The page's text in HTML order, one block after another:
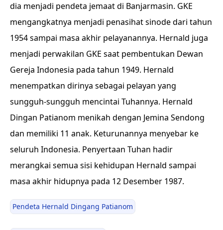
dia menjadi pendeta jemaat di Banjarmasin. GKE
mengangkatnya menjadi penasihat sinode dari tahun
1954 sampai masa akhir pelayanannya. Hernald juga
menjadi perwakilan GKE saat pembentukan Dewan
Gereja Indonesia pada tahun 1949. Hernald
menempatkan dirinya sebagai pelayan yang
sungguh-sungguh mencintai Tuhannya. Hernald
Dingan Patianom menikah dengan Jemina Sendong
dan memiliki 11 anak. Keturunannya menyebar ke
seluruh Indonesia. Penyertaan Tuhan hadir
merangkai semua sisi kehidupan Hernald sampai
masa akhir hidupnya pada 12 Desember 1987.
Pendeta Hernald Dingang Patianom